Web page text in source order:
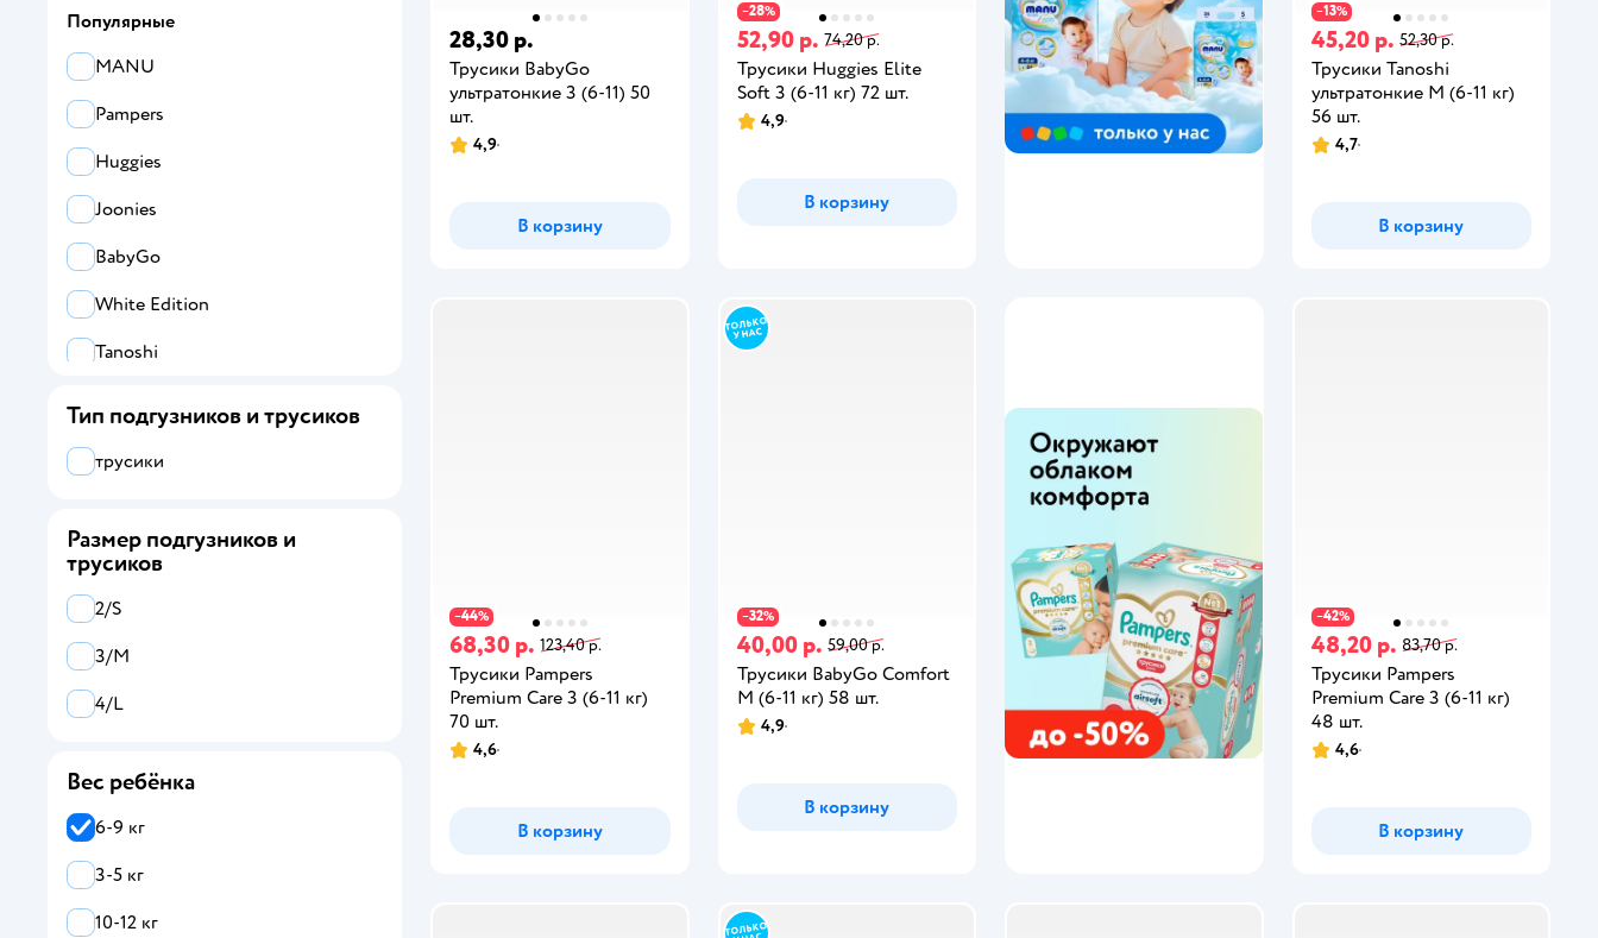
28,30 р.
Трусики BabyGo
ультратонкие 3 (6-11) 50
шт.
4,9
В корзину
−28%
52,90 р. 74,20 р.
Трусики Huggies Elite
Soft 3 (6-11 кг) 72 шт.
4,9
В корзину
−13%
45,20 р. 52,30 р.
Трусики Tanoshi
ультратонкие M (6-11 кг)
56 шт.
4,7
В корзину
−44%
68,30 р. 123,40 р.
Трусики Pampers
Premium Care 3 (6-11 кг)
70 шт.
4,6
В корзину
−32%
40,00 р. 59,00 р.
Трусики BabyGo Comfort
M (6-11 кг) 58 шт.
4,9
В корзину
−42%
48,20 р. 83,70 р.
Трусики Pampers
Premium Care 3 (6-11 кг)
48 шт.
4,6
В корзину
Популярные
MANU
Pampers
Huggies
Joonies
BabyGo
White Edition
Tanoshi
Все
Huggies
Pampers
Tanoshi
White Edition
Тип подгузников и трусиков
трусики
Размер подгузников и
трусиков
2/S
3/M
4/L
Вес ребёнка
6-9 кг
3-5 кг
10-12 кг